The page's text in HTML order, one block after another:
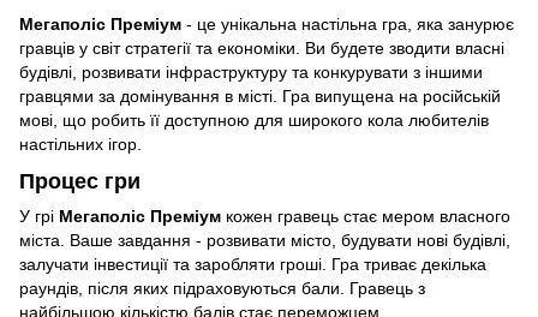
Мегаполіс Преміум - це унікальна настільна гра, яка занурює
гравців у світ стратегії та економіки. Ви будете зводити власні
будівлі, розвивати інфраструктуру та конкурувати з іншими
гравцями за домінування в місті. Гра випущена на російській
мові, що робить її доступною для широкого кола любителів
настільних ігор.
Процес гри
У грі Мегаполіс Преміум кожен гравець стає мером власного
міста. Ваше завдання - розвивати місто, будувати нові будівлі,
залучати інвестиції та заробляти гроші. Гра триває декілька
раундів, після яких підраховуються бали. Гравець з
найбільшою кількістю балів стає переможцем.